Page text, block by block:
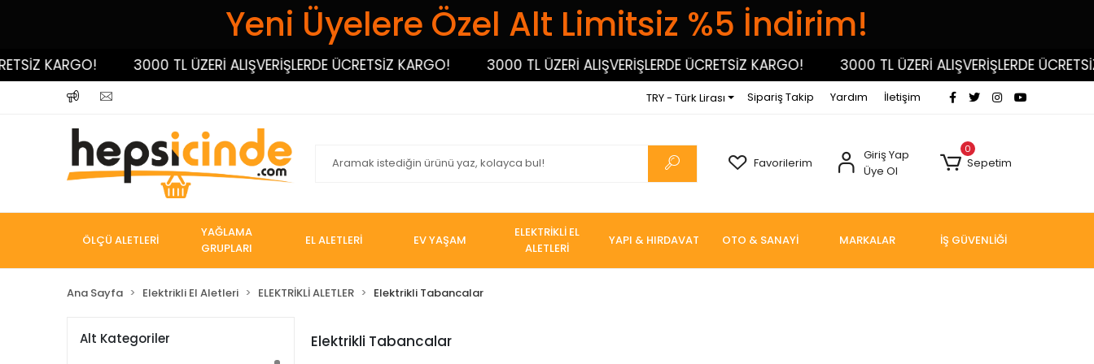
Yeni Üyelere Özel Alt Limitsiz %5 İndirim!
KARGO! 3000 TL ÜZERİ ALIŞVERİŞLERDE ÜCRETSİZ KARGO! 3000 TL ÜZERİ ALIŞVERİŞLERDE ÜCRETSİZ KARGO! 3000 TL ÜZERİ ALIŞVERİŞLERDE ÜCRETSİZ
TRY - Türk Lirası Sipariş Takip Yardım İletişim
Favorilerim
Giriş Yap
Üye Ol
0
Sepetim
ÖLÇÜ ALETLERİ
YAĞLAMA
GRUPLARI
EL ALETLERİ EV YAŞAM
ELEKTRİKLİ EL
ALETLERİ
YAPI & HIRDAVAT OTO & SANAYİ MARKALAR İŞ GÜVENLİĞİ
Ana Sayfa Elektrikli El Aletleri ELEKTRİKLİ ALETLER Elektrikli Tabancalar
Alt Kategoriler Elektrikli Tabancalar